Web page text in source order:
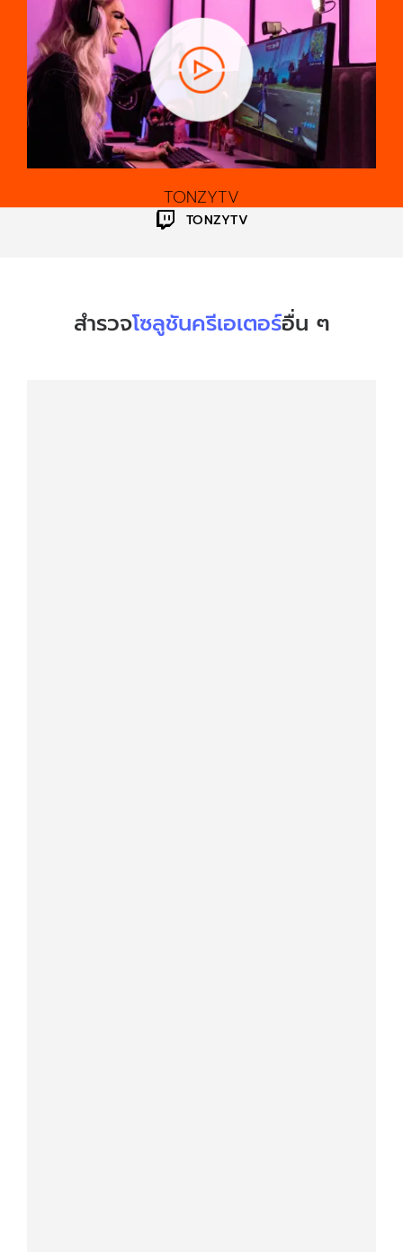
TONZYTV
TONZYTV
สำรวจโซลูชันครีเอเตอร์อื่น ๆ